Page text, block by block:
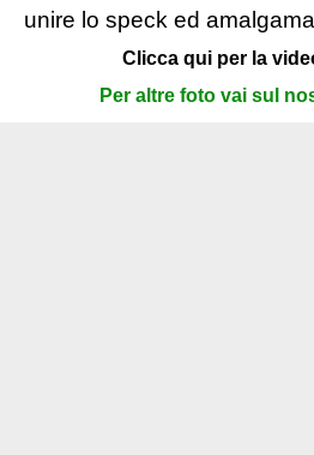
unire lo speck ed
Clicca qui per la
Per altre foto vai sul